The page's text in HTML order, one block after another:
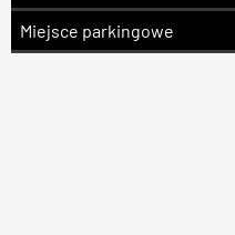
Miejsce parkingowe